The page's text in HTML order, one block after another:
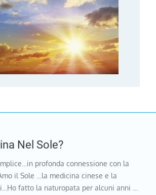
Nel Sole?
profonda connessione con la
il Sole …la medicina cinese e la
fatto la naturopata per alcuni anni …